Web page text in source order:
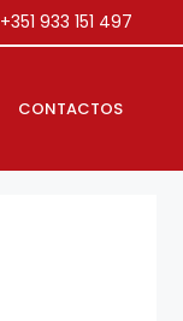
+351 933 151 497
CONTACTOS